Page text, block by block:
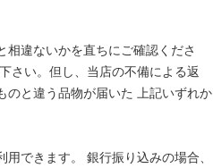
違ないかを直ちにご確認くださ
さい。但し、当店の不備による返
のと違う品物が届いた 上記いずれか
できます。 銀行振り込みの場合、